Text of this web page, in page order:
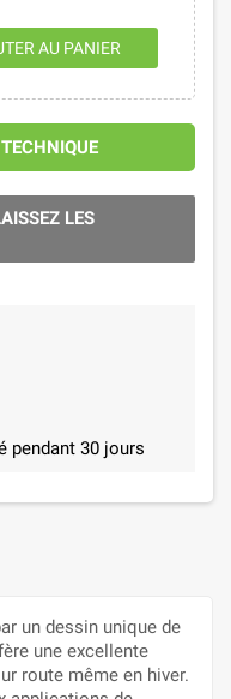
AU PANIER
LES
pendant 30 jours
un dessin unique de
une excellente
route même en hiver.